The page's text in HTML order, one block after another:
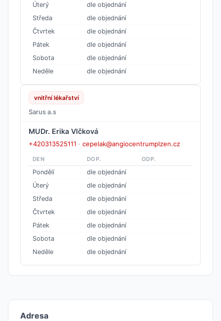
Úterý
dle objednání
Středa
dle objednání
Čtvrtek
dle objednání
Pátek
dle objednání
Sobota
dle objednání
Neděle
dle objednání
vnitřní lékařství
Sarus a.s
MUDr. Erika Vlčková
+420313525111 · cepelak@angiocentrumplzen.cz
DEN DOP. ODP.
Pondělí
dle objednání
Úterý
dle objednání
Středa
dle objednání
Čtvrtek
dle objednání
Pátek
dle objednání
Sobota
dle objednání
Neděle
dle objednání
Adresa